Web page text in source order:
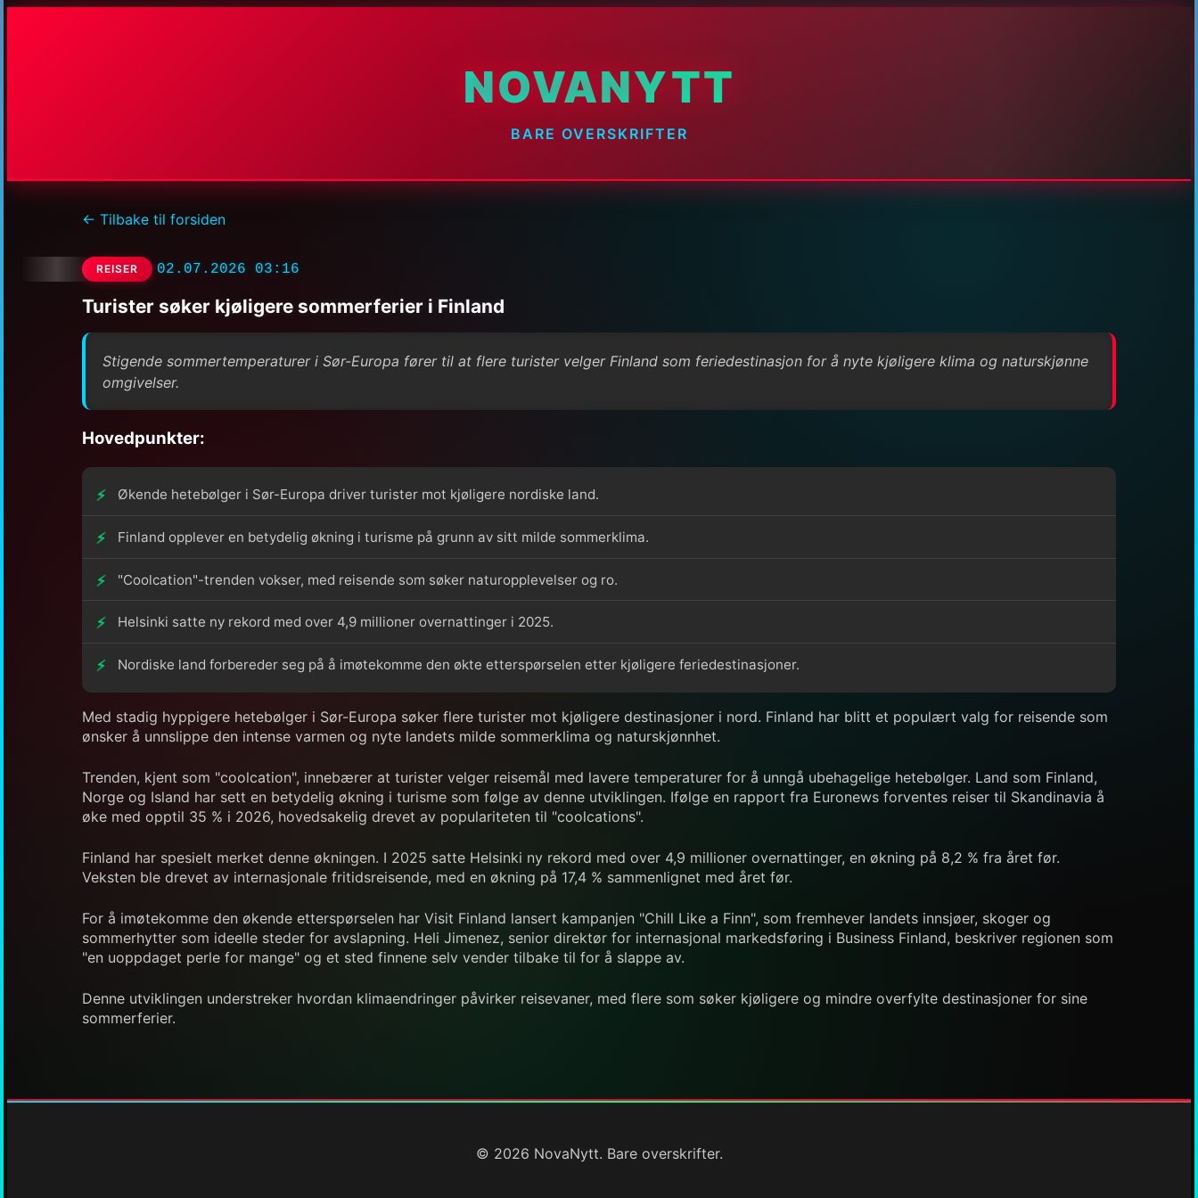
NOVANYTT
BARE OVERSKRIFTER
← Tilbake til forsiden
REISER 02.07.2026 03:16
Turister søker kjøligere sommerferier i Finland
Stigende sommertemperaturer i Sør-Europa fører til at flere turister velger Finland som feriedestinasjon for å nyte kjøligere klima og naturskjønne
omgivelser.
Hovedpunkter:
Økende hetebølger i Sør-Europa driver turister mot kjøligere nordiske land.
Finland opplever en betydelig økning i turisme på grunn av sitt milde sommerklima.
"Coolcation"-trenden vokser, med reisende som søker naturopplevelser og ro.
Helsinki satte ny rekord med over 4,9 millioner overnattinger i 2025.
Nordiske land forbereder seg på å imøtekomme den økte etterspørselen etter kjøligere feriedestinasjoner.
Med stadig hyppigere hetebølger i Sør-Europa søker flere turister mot kjøligere destinasjoner i nord. Finland har blitt et populært valg for reisende som
ønsker å unnslippe den intense varmen og nyte landets milde sommerklima og naturskjønnhet.
Trenden, kjent som "coolcation", innebærer at turister velger reisemål med lavere temperaturer for å unngå ubehagelige hetebølger. Land som Finland,
Norge og Island har sett en betydelig økning i turisme som følge av denne utviklingen. Ifølge en rapport fra Euronews forventes reiser til Skandinavia å
øke med opptil 35 % i 2026, hovedsakelig drevet av populariteten til "coolcations".
Finland har spesielt merket denne økningen. I 2025 satte Helsinki ny rekord med over 4,9 millioner overnattinger, en økning på 8,2 % fra året før.
Veksten ble drevet av internasjonale fritidsreisende, med en økning på 17,4 % sammenlignet med året før.
For å imøtekomme den økende etterspørselen har Visit Finland lansert kampanjen "Chill Like a Finn", som fremhever landets innsjøer, skoger og
sommerhytter som ideelle steder for avslapning. Heli Jimenez, senior direktør for internasjonal markedsføring i Business Finland, beskriver regionen som
"en uoppdaget perle for mange" og et sted finnene selv vender tilbake til for å slappe av.
Denne utviklingen understreker hvordan klimaendringer påvirker reisevaner, med flere som søker kjøligere og mindre overfylte destinasjoner for sine
sommerferier.
© 2026 NovaNytt. Bare overskrifter.